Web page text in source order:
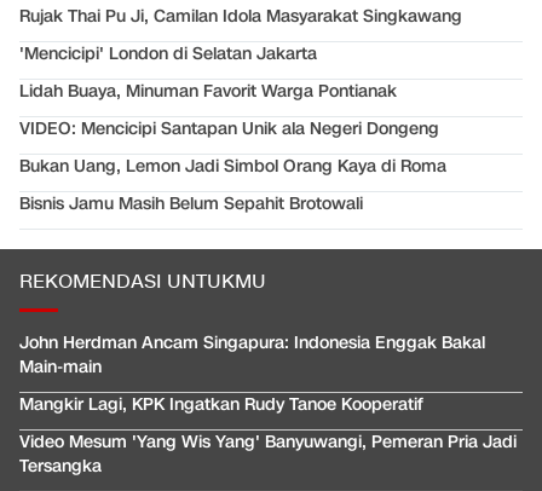
Rujak Thai Pu Ji, Camilan Idola Masyarakat Singkawang
'Mencicipi' London di Selatan Jakarta
Lidah Buaya, Minuman Favorit Warga Pontianak
VIDEO: Mencicipi Santapan Unik ala Negeri Dongeng
Bukan Uang, Lemon Jadi Simbol Orang Kaya di Roma
Bisnis Jamu Masih Belum Sepahit Brotowali
REKOMENDASI UNTUKMU
John Herdman Ancam Singapura: Indonesia Enggak Bakal
Main-main
Mangkir Lagi, KPK Ingatkan Rudy Tanoe Kooperatif
Video Mesum 'Yang Wis Yang' Banyuwangi, Pemeran Pria Jadi
Tersangka